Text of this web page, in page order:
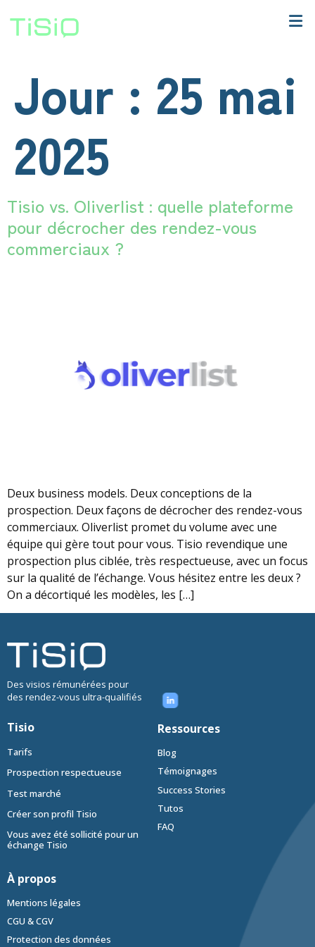
Jour : 25 mai
2025
Tisio vs. Oliverlist : quelle plateforme
pour décrocher des rendez-vous
commerciaux ?
Deux business models. Deux conceptions de la
prospection. Deux façons de décrocher des rendez-vous
commerciaux. Oliverlist promet du volume avec une
équipe qui gère tout pour vous. Tisio revendique une
prospection plus ciblée, très respectueuse, avec un focus
sur la qualité de l’échange. Vous hésitez entre les deux ?
On a décortiqué les modèles, les […]
Des visios rémunérées pour
des rendez-vous ultra-qualifiés
Tisio
Tarifs
Prospection respectueuse
Test marché
Créer son profil Tisio
Vous avez été sollicité pour un
échange Tisio
Ressources
Blog
Témoignages
Success Stories
Tutos
FAQ
À propos
Mentions légales
CGU & CGV
Protection des données